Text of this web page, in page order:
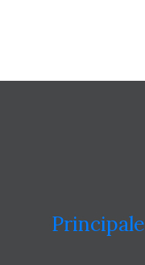
Principale